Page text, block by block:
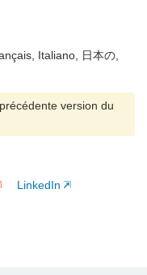
Italiano, 日本の,
version du
LinkedIn